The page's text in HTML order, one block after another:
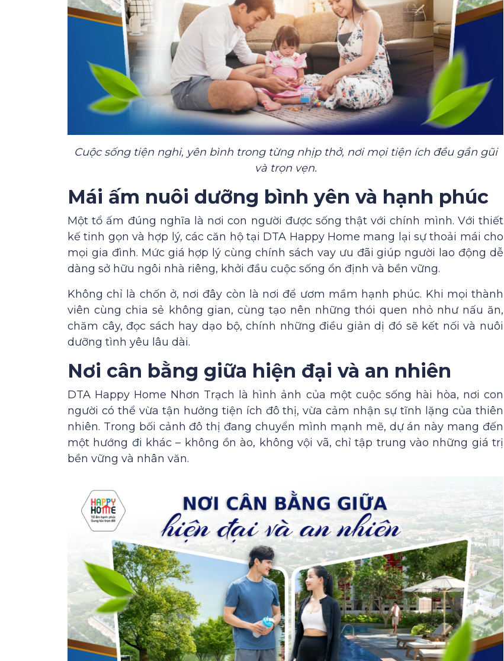
Cuộc sống tiện nghi, yên bình trong từng nhịp thở, nơi mọi tiện ích đều gần gũi
và trọn vẹn.
Mái ấm nuôi dưỡng bình yên và hạnh phúc
Một tổ ấm đúng nghĩa là nơi con người được sống thật với chính mình. Với thiết
kế tinh gọn và hợp lý, các căn hộ tại DTA Happy Home mang lại sự thoải mái cho
mọi gia đình. Mức giá hợp lý cùng chính sách vay ưu đãi giúp người lao động dễ
dàng sở hữu ngôi nhà riêng, khởi đầu cuộc sống ổn định và bền vững.
Không chỉ là chốn ở, nơi đây còn là nơi để ươm mầm hạnh phúc. Khi mọi thành
viên cùng chia sẻ không gian, cùng tạo nên những thói quen nhỏ như nấu ăn,
chăm cây, đọc sách hay dạo bộ, chính những điều giản dị đó sẽ kết nối và nuôi
dưỡng tình yêu lâu dài.
Nơi cân bằng giữa hiện đại và an nhiên
DTA Happy Home Nhơn Trạch là hình ảnh của một cuộc sống hài hòa, nơi con
người có thể vừa tận hưởng tiện ích đô thị, vừa cảm nhận sự tĩnh lặng của thiên
nhiên. Trong bối cảnh đô thị đang chuyển mình mạnh mẽ, dự án này mang đến
một hướng đi khác – không ồn ào, không vội vã, chỉ tập trung vào những giá trị
bền vững và nhân văn.